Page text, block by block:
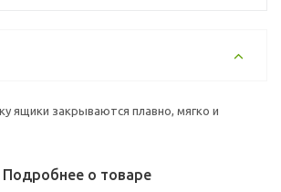
ящики закрываются плавно, мягко и
Подробнее о товаре